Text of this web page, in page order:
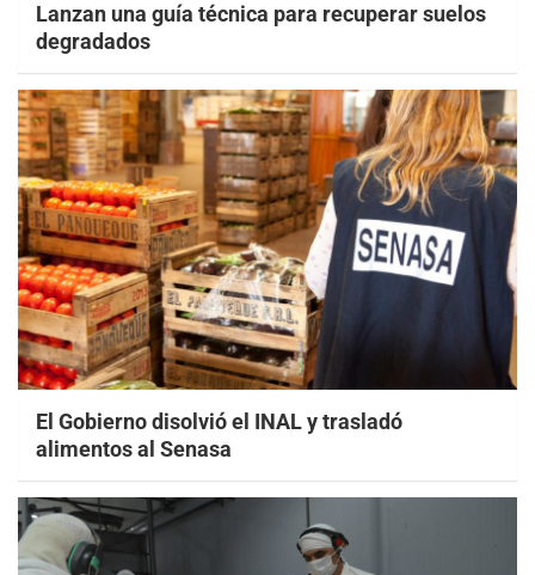
Lanzan una guía técnica para recuperar suelos
degradados
El Gobierno disolvió el INAL y trasladó
alimentos al Senasa